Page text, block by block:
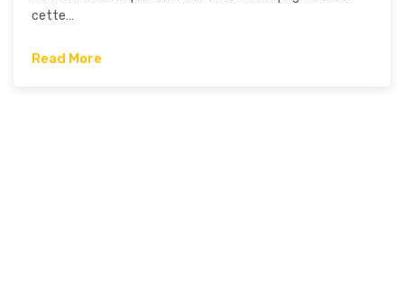
cette…
Read More